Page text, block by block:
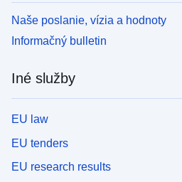
Naše poslanie, vízia a hodnoty
Informačný bulletin
Iné služby
EU law
EU tenders
EU research results